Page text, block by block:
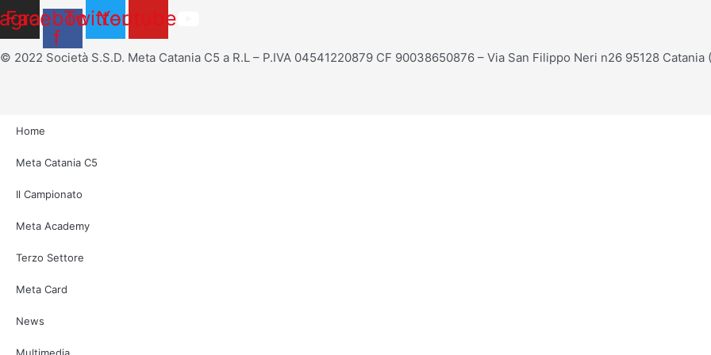
Facebook-
f
TwitterYoutube
© 2022 Società S.S.D. Meta Catania C5 a R.L – P.IVA 04541220879 CF 90038650876 – Via San Filippo Neri n26 95128 Catania
Home
Meta Catania C5
Il Campionato
Meta Academy
Terzo Settore
Meta Card
News